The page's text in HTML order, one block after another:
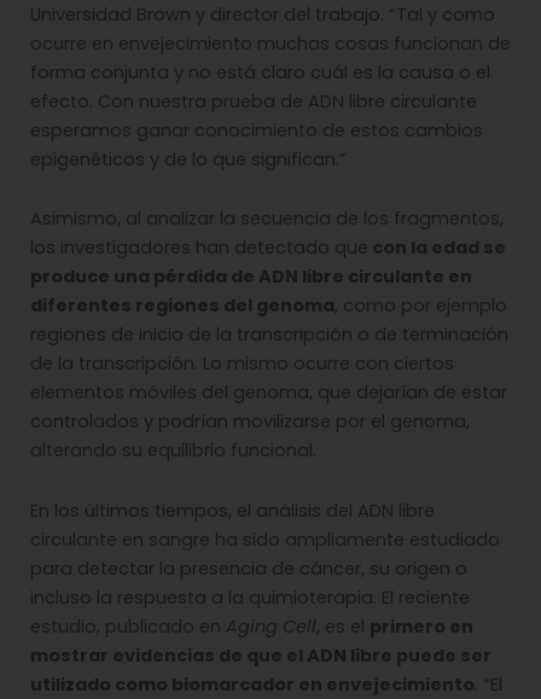
Universidad Brown y director del trabajo. “Tal y como
ocurre en envejecimiento muchas cosas funcionan de
forma conjunta y no está claro cuál es la causa o el
efecto. Con nuestra prueba de ADN libre circulante
esperamos ganar conocimiento de estos cambios
epigenéticos y de lo que significan.”
Asimismo, al analizar la secuencia de los fragmentos,
los investigadores han detectado que con la edad se
produce una pérdida de ADN libre circulante en
diferentes regiones del genoma, como por ejemplo
regiones de inicio de la transcripción o de terminación
de la transcripción. Lo mismo ocurre con ciertos
elementos móviles del genoma, que dejarían de estar
controlados y podrían movilizarse por el genoma,
alterando su equilibrio funcional.
En los últimos tiempos, el análisis del ADN libre
circulante en sangre ha sido ampliamente estudiado
para detectar la presencia de cáncer, su origen o
incluso la respuesta a la quimioterapia. El reciente
estudio, publicado en Aging Cell, es el primero en
mostrar evidencias de que el ADN libre puede ser
utilizado como biomarcador en envejecimiento. “El